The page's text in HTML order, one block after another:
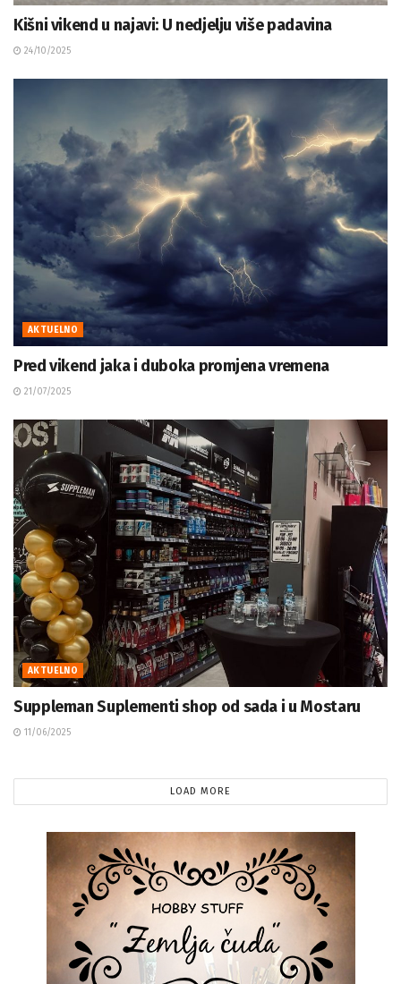
Kišni vikend u najavi: U nedjelju više padavina
24/10/2025
AKTUELNO
Pred vikend jaka i duboka promjena vremena
21/07/2025
AKTUELNO
Suppleman Suplementi shop od sada i u Mostaru
11/06/2025
LOAD MORE